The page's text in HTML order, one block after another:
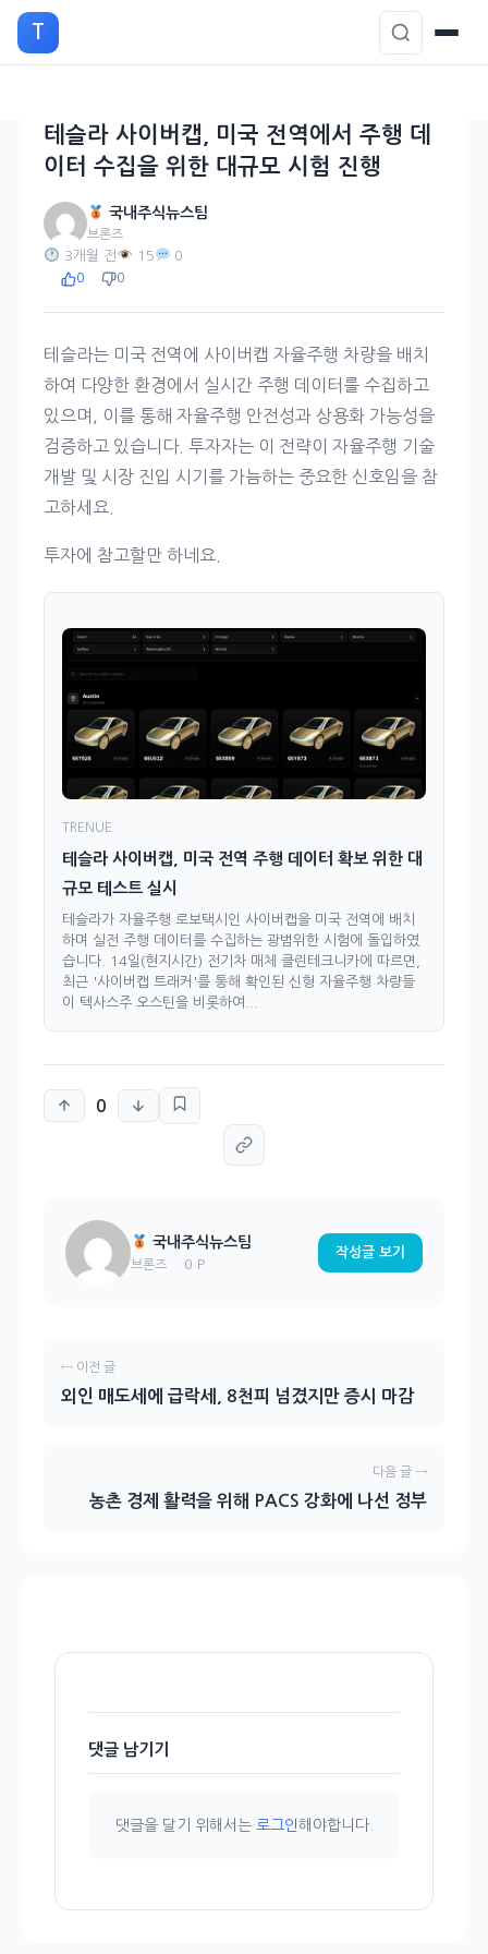
으
T
테슬라 사이버캡, 미국 전역에서 주행 데
이터 수집을 위한 대규모 시험 진행
국내주식뉴스팀
브론즈
3개월 전 15 0
0 0
테슬라는 미국 전역에 사이버캡 자율주행 차량을 배치
하여 다양한 환경에서 실시간 주행 데이터를 수집하고
있으며, 이를 통해 자율주행 안전성과 상용화 가능성을
검증하고 있습니다. 투자자는 이 전략이 자율주행 기술
개발 및 시장 진입 시기를 가늠하는 중요한 신호임을 참
고하세요.
투자에 참고할만 하네요.
TRENUE
테슬라 사이버캡, 미국 전역 주행 데이터 확보 위한 대
규모 테스트 실시
테슬라가 자율주행 로보택시인 사이버캡을 미국 전역에 배치
하며 실전 주행 데이터를 수집하는 광범위한 시험에 돌입하였
습니다. 14일(현지시간) 전기차 매체 클린테크니카에 따르면,
최근 '사이버캡 트래커'를 통해 확인된 신형 자율주행 차량들
이 텍사스주 오스틴을 비롯하여...
0
국내주식뉴스팀
브론즈 0 P
작성글 보기
← 이전 글
외인 매도세에 급락세, 8천피 넘겼지만 증시 마감
다음 글 →
농촌 경제 활력을 위해 PACS 강화에 나선 정부
댓글 남기기
댓글을 달기 위해서는 로그인해야합니다.